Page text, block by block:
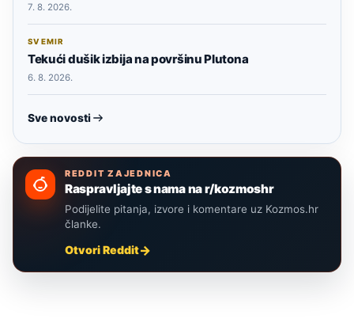
7. 8. 2026.
SVEMIR
Tekući dušik izbija na površinu Plutona
6. 8. 2026.
Sve novosti
REDDIT ZAJEDNICA
Raspravljajte s nama na r/kozmoshr
Podijelite pitanja, izvore i komentare uz Kozmos.hr
članke.
Otvori Reddit